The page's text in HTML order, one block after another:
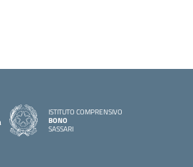
ISTITUTO COMPRENSIVO
BONO
SASSARI